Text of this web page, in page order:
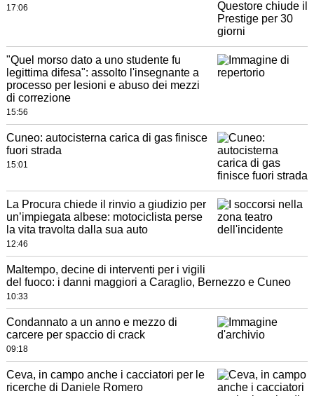
17:06
"Quel morso dato a uno studente fu
legittima difesa": assolto l'insegnante a
processo per lesioni e abuso dei mezzi
di correzione
15:56
Cuneo: autocisterna carica di gas finisce
fuori strada
15:01
La Procura chiede il rinvio a giudizio per
un’impiegata albese: motociclista perse
la vita travolta dalla sua auto
12:46
Maltempo, decine di interventi per i vigili
del fuoco: i danni maggiori a Caraglio, Bernezzo e Cuneo
10:33
Condannato a un anno e mezzo di
carcere per spaccio di crack
09:18
Ceva, in campo anche i cacciatori per le
ricerche di Daniele Romero